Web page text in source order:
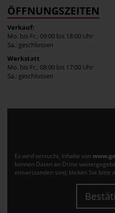
ÖFFNUNGSZEITEN
Verkauf:
Mo. bis Fr.: 09:00 bis 18:00 Uhr
Sa.: geschlossen
Werkstatt
Mo. bis Fr.: 08:00 bis 17:00 Uhr
Sa.: geschlossen
Es wird versucht, Inhalte von
können Daten an Dritte
einverstanden sind, klicken Sie bitte